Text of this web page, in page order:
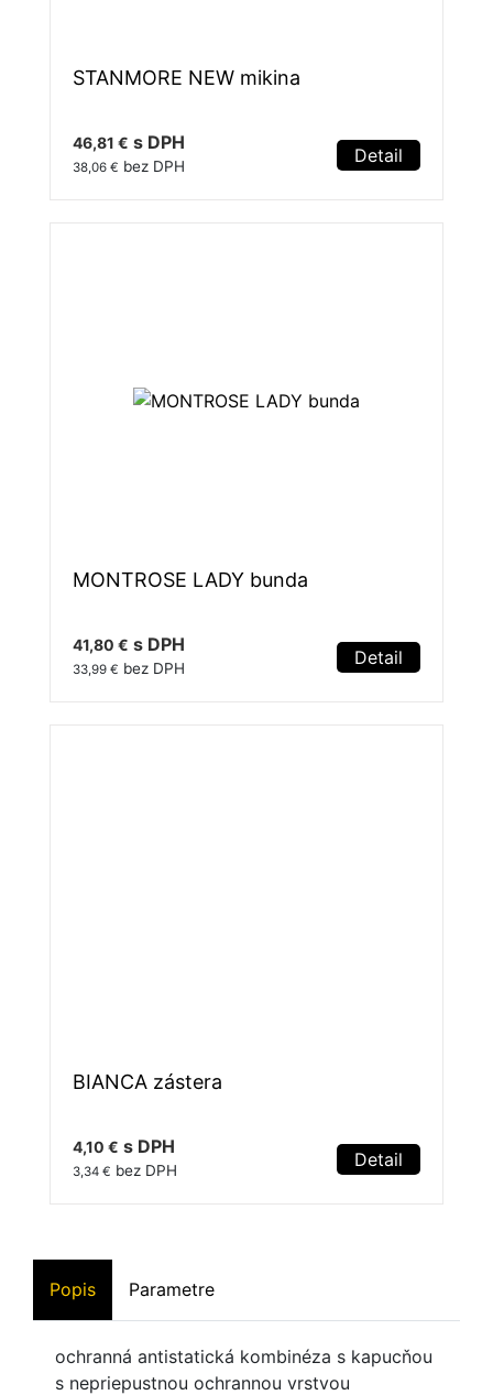
Popis Parametre
ochranná antistatická kombinéza s kapucňou
s nepriepustnou ochrannou vrstvou
STANMORE NEW mikina
46,81 € s DPH
38,06 € bez DPH Detail
MONTROSE LADY bunda
41,80 € s DPH
33,99 € bez DPH Detail
BIANCA zástera
4,10 € s DPH
3,34 € bez DPH Detail